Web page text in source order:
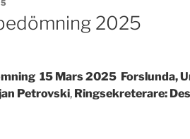
2025
15 Mars 2025 Forslunda,
Petrovski, Ringsekreterare: